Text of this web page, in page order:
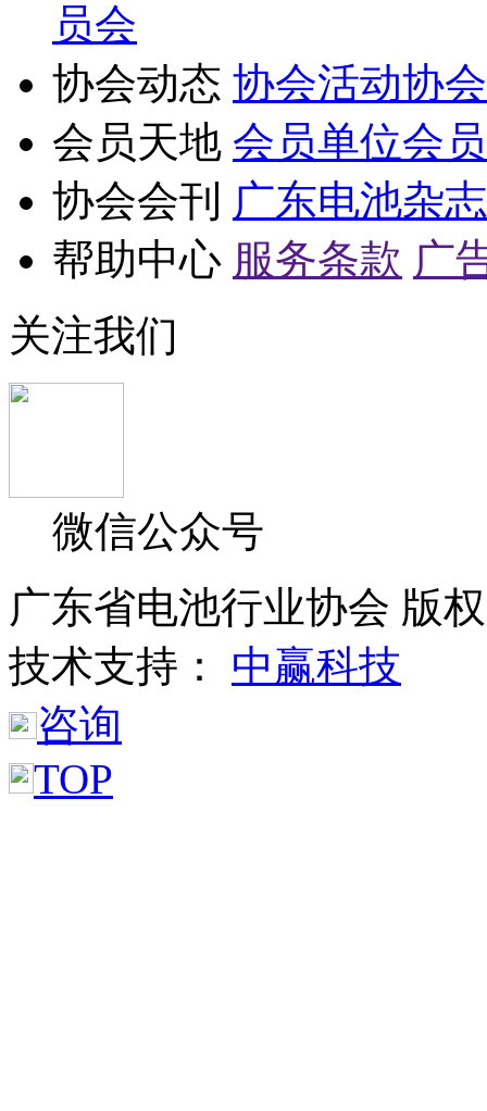
员会
协会动态 协会活动协
会员天地 会员单位会
协会会刊 广东电池杂志
帮助中心 服务条款 广
关注我们
微信公众号
广东省电池行业协会 版
技术支持： 中赢科技
咨询
TOP